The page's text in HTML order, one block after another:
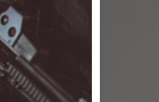
Hijo Prodigo